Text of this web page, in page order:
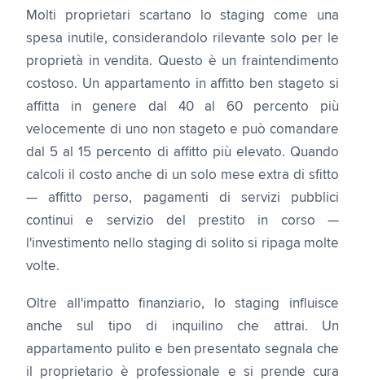
Molti proprietari scartano lo staging come una
spesa inutile, considerandolo rilevante solo per le
proprietà in vendita. Questo è un fraintendimento
costoso. Un appartamento in affitto ben stageto si
affitta in genere dal 40 al 60 percento più
velocemente di uno non stageto e può comandare
dal 5 al 15 percento di affitto più elevato. Quando
calcoli il costo anche di un solo mese extra di sfitto
— affitto perso, pagamenti di servizi pubblici
continui e servizio del prestito in corso —
l'investimento nello staging di solito si ripaga molte
volte.
Oltre all'impatto finanziario, lo staging influisce
anche sul tipo di inquilino che attrai. Un
appartamento pulito e ben presentato segnala che
il proprietario è professionale e si prende cura